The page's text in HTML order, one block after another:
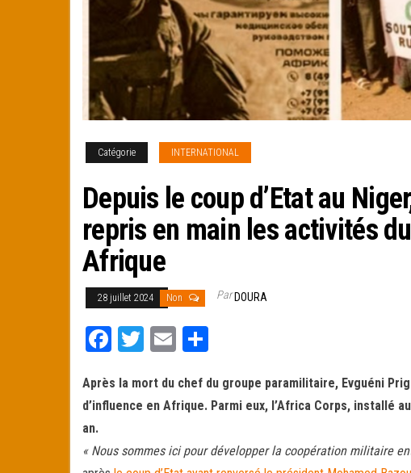
Catégorie INTERNATIONAL
Depuis le coup d’Etat au
repris en main les activités
Afrique
28 juillet 2024 Non ParDOURA
Fa
bo
ok
T
tt
er
ail ag
er
Après la mort du chef du groupe paramilitaire, Evguéni
d’influence en Afrique. Parmi eux, l’Africa Corps, installé
an.
« Nous sommes ici pour développer la coopération militaire